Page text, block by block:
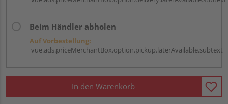
Beim Händler abholen
Auf Vorbestellung:
vue.ads.priceMerchantBox.option.pickup.laterAvailable.subtext
In den Warenkorb